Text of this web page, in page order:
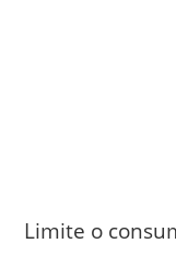
Limite o